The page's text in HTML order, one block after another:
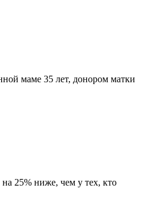
маме 35 лет, донором матки
25% ниже, чем у тех, кто